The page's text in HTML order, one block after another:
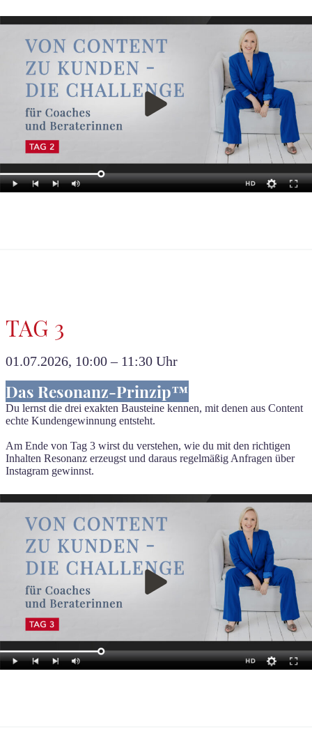
TAG 3
01.07.2026, 10:00 – 11:30 Uhr
Das Resonanz-Prinzip™
Du lernst die drei exakten Bausteine kennen, mit denen aus Content
echte Kundengewinnung entsteht.
Am Ende von Tag 3 wirst du verstehen, wie du mit den richtigen
Inhalten Resonanz erzeugst und daraus regelmäßig Anfragen über
Instagram gewinnst.